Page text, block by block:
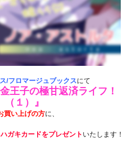
/フロマージュブックスにて
王子の極甘返済ライフ！
（１）』
買い上げの方に、
ガキカードをプレゼントいたします！